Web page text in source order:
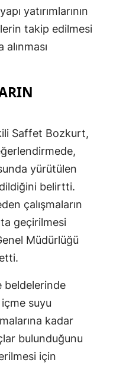
yatırımlarının
takip edilmesi
Saffet Bozkurt,
yürütülen
belirtti.
çalışmaların
geçirilmesi
Müdürlüğü
beldelerinde
suyu
kadar
bulunduğunu
için